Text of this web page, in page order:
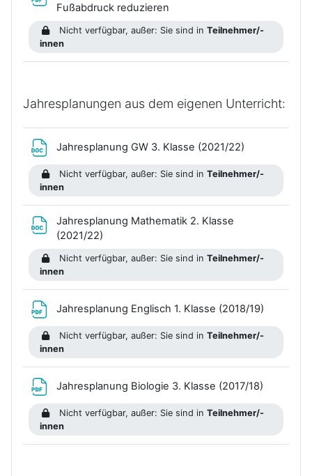
Fußabdruck reduzieren
Nicht verfügbar, außer: Sie sind inTeilnehmer/-
innen
Jahresplanungen aus dem eigenen Unterricht:
Jahresplanung GW 3. Klasse (2021/22)
Nicht verfügbar, außer: Sie sind inTeilnehmer/-
innen
Jahresplanung Mathematik 2. Klasse
(2021/22)
Nicht verfügbar, außer: Sie sind inTeilnehmer/-
innen
Jahresplanung Englisch 1. Klasse (2018/19)
Nicht verfügbar, außer: Sie sind inTeilnehmer/-
innen
Jahresplanung Biologie 3. Klasse (2017/18)
Nicht verfügbar, außer: Sie sind inTeilnehmer/-
innen